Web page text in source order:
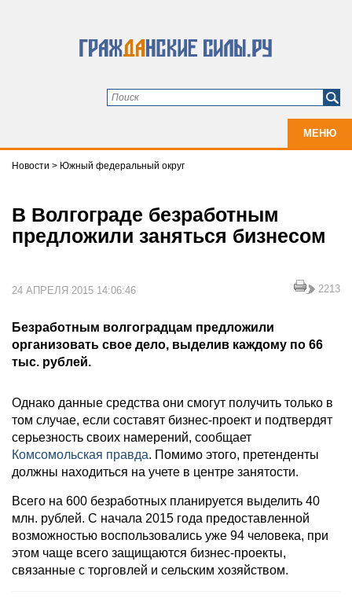
МЕНЮ
Новости > Южный федеральный округ
В Волгограде безработным
предложили заняться бизнесом
24 АПРЕЛЯ 2015 14:06:46 2213
Безработным волгоградцам предложили
организовать свое дело, выделив каждому по 66
тыс. рублей.
Однако данные средства они смогут получить только в
том случае, если составят бизнес-проект и подтвердят
серьезность своих намерений, сообщает
Комсомольская правда. Помимо этого, претенденты
должны находиться на учете в центре занятости.
Всего на 600 безработных планируется выделить 40
млн. рублей. С начала 2015 года предоставленной
возможностью воспользовались уже 94 человека, при
этом чаще всего защищаются бизнес-проекты,
связанные с торговлей и сельским хозяйством.